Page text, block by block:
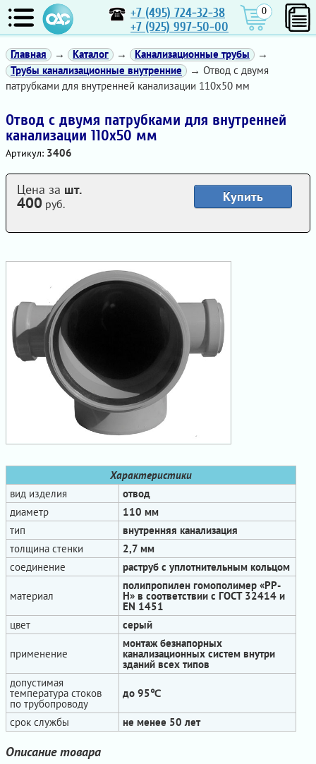
+7 (495) 724-32-38
+7 (925) 997-50-00
0
Главная → Каталог → Канализационные трубы
→
Трубы канализационные внутренние
→ Отвод с двумя
патрубками для внутренней канализации 110х50 мм
Отвод с двумя патрубками для внутренней
канализации 110х50 мм
Артикул: 3406
Характеристики
вид изделия
отвод
диаметр
110 мм
тип
внутренняя канализация
толщина стенки
2,7 мм
соединение
раструб с уплотнительным кольцом
материал
полипропилен гомополимер «PP-
H» в соответствии с ГОСТ 32414 и
EN 1451
цвет
серый
применение
монтаж безнапорных
канализационных систем внутри
зданий всех типов
допустимая
температура стоков
по трубопроводу
до 95℃
срок службы не менее 50 лет
Купить
Цена за шт.
400 руб.
Описание товара